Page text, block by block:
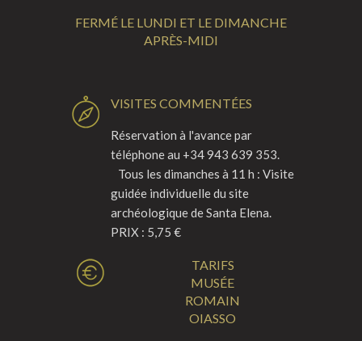
FERMÉ LE LUNDI ET LE DIMANCHE
APRÈS-MIDI
VISITES COMMENTÉES
Réservation à l'avance par
téléphone au +34 943 639 353.
Tous les dimanches à 11 h : Visite
guidée individuelle du site
archéologique de Santa Elena.
PRIX : 5,75 €
TARIFS
MUSÉE
ROMAIN
OIASSO